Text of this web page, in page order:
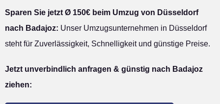
Sparen Sie jetzt Ø 150€ beim Umzug von Düsseldorf
nach Badajoz: Unser Umzugsunternehmen in Düsseldorf
steht für Zuverlässigkeit, Schnelligkeit und günstige Preise.
Jetzt unverbindlich anfragen & günstig nach Badajoz
ziehen: